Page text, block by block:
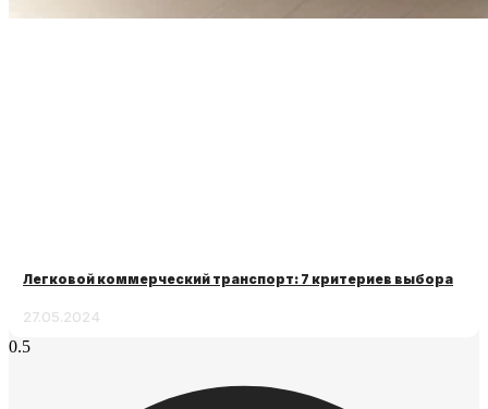
Легковой коммерческий транспорт: 7 критериев выбора
27.05.2024